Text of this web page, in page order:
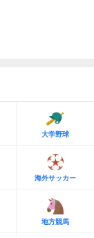
大学野球
海外サッカー
地方競馬